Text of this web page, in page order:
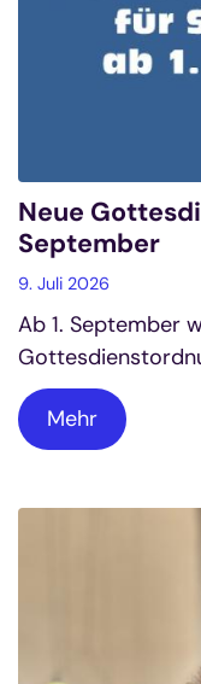
Neue
September
9. Juli 2026
Ab 1. September
Mehr